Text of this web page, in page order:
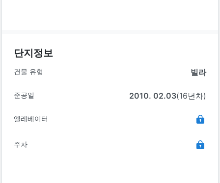
단지정보
건물 유형 빌라
준공일 2010. 02.03(16년차)
엘레베이터
주차